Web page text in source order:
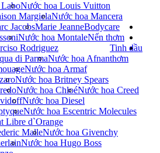
Nước hoa Louis Vuitton
MargielaNước hoa Mancera
JacobsMarie Jeanne
Nước hoa Montale
Rodriguez
di ParmaNước hoa Afnan
Nước hoa Armaf
Nước hoa Britney Spears
Nước hoa ChloéNước hoa Creed
Nước hoa Diesel
Nước hoa Escentric Molecules
Libre d`Orange
MalleNước hoa Givenchy
Nước hoa Hugo Boss
Bodycare
Nến thơm
Tinh dầu
thơm